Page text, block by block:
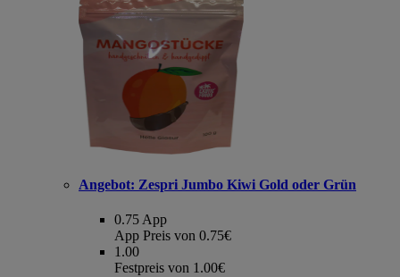
Angebot: Zespri Jumbo Kiwi Gold oder Grün
0.75 App
App Preis von 0.75€
1.00
Festpreis von 1.00€